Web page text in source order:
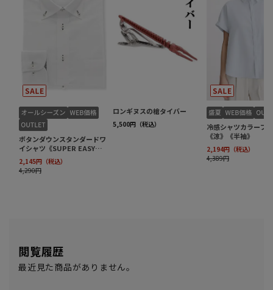
閲覧履歴
最近見た商品がありません。